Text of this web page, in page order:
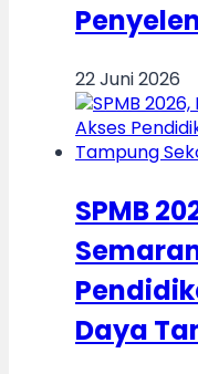
22 Juni 2026
SPMB
Daya